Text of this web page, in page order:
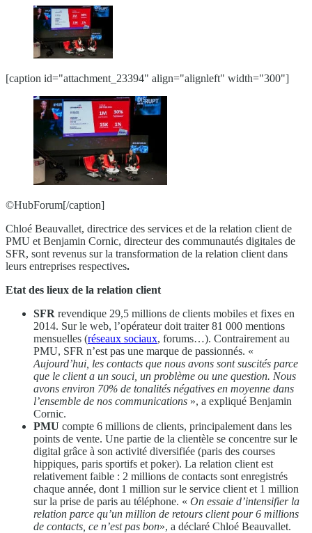
[caption id="attachment_23394" align="alignleft" width="300"]
©HubForum[/caption]
Chloé Beauvallet, directrice des services et de la relation client de
PMU et Benjamin Cornic, directeur des communautés digitales de
SFR, sont revenus sur la transformation de la relation client dans
leurs entreprises respectives.
Etat des lieux de la relation client
SFR revendique 29,5 millions de clients mobiles et fixes en
2014. Sur le web, l’opérateur doit traiter 81 000 mentions
mensuelles (réseaux sociaux, forums…). Contrairement au
PMU, SFR n’est pas une marque de passionnés. «
Aujourd’hui, les contacts que nous avons sont suscités parce
que le client a un souci, un problème ou une question. Nous
avons environ 70% de tonalités négatives en moyenne dans
l’ensemble de nos communications », a expliqué Benjamin
Cornic.
PMU compte 6 millions de clients, principalement dans les
points de vente. Une partie de la clientèle se concentre sur le
digital grâce à son activité diversifiée (paris des courses
hippiques, paris sportifs et poker). La relation client est
relativement faible : 2 millions de contacts sont enregistrés
chaque année, dont 1 million sur le service client et 1 million
sur la prise de paris au téléphone. « On essaie d’intensifier la
relation parce qu’un million de retours client pour 6 millions
de contacts, ce n’est pas bon», a déclaré Chloé Beauvallet.